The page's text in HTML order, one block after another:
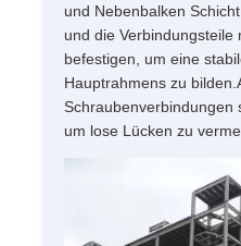
und Nebenbalken
und die Verbindungsteile
befestigen, um eine
Hauptrahmens zu
Schraubenverbindungen
um lose Lücken zu